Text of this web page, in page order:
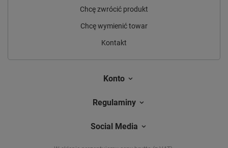
Chcę zwrócić produkt
Chcę wymienić towar
Kontakt
Konto
Regulaminy
Social Media